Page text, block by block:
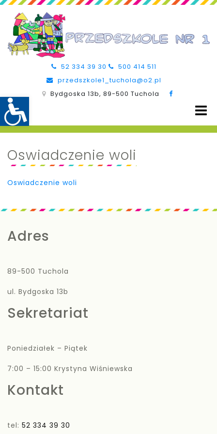
52 334 39 30
500 414 511
przedszkole1_tuchola@o2.pl
Bydgoska 13b, 89-500 Tuchola
Oswiadczenie woli
Oswiadczenie woli
Adres
89-500 Tuchola
ul. Bydgoska 13b
Sekretariat
Poniedziałek – Piątek
7:00 – 15:00 Krystyna Wiśniewska
Kontakt
tel: 52 334 39 30